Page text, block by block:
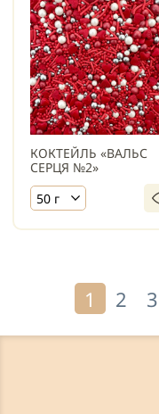
КОКТЕЙЛЬ «ВАЛЬС
СЕРЦЯ №2»
50 г
1 2 3